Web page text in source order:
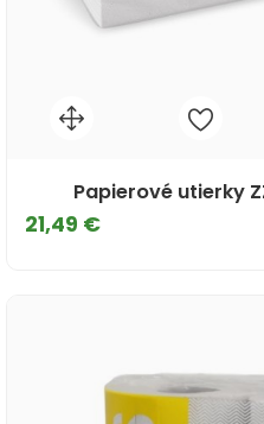
Papierové utierky
21,49 €Cena